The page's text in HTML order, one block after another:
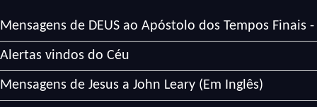
Mensagens de DEUS ao Apóstolo dos Tempos Finais -
Alertas vindos do Céu
Mensagens de Jesus a John Leary (Em Inglês)